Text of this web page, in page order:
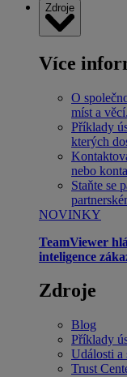
Zdroje
Více
O
míst a věcí.
Příklady
kterých
nebo
Staňte se
NOVINKY
TeamViewer
inteligence
Zdroje
Blog
Příklady
Události a
Trust